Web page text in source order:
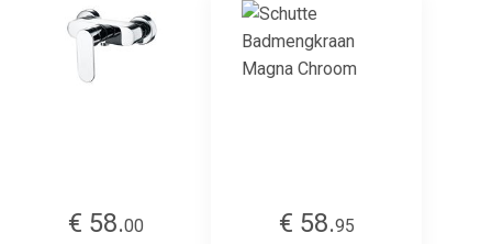
€ 58.00
€ 58.95